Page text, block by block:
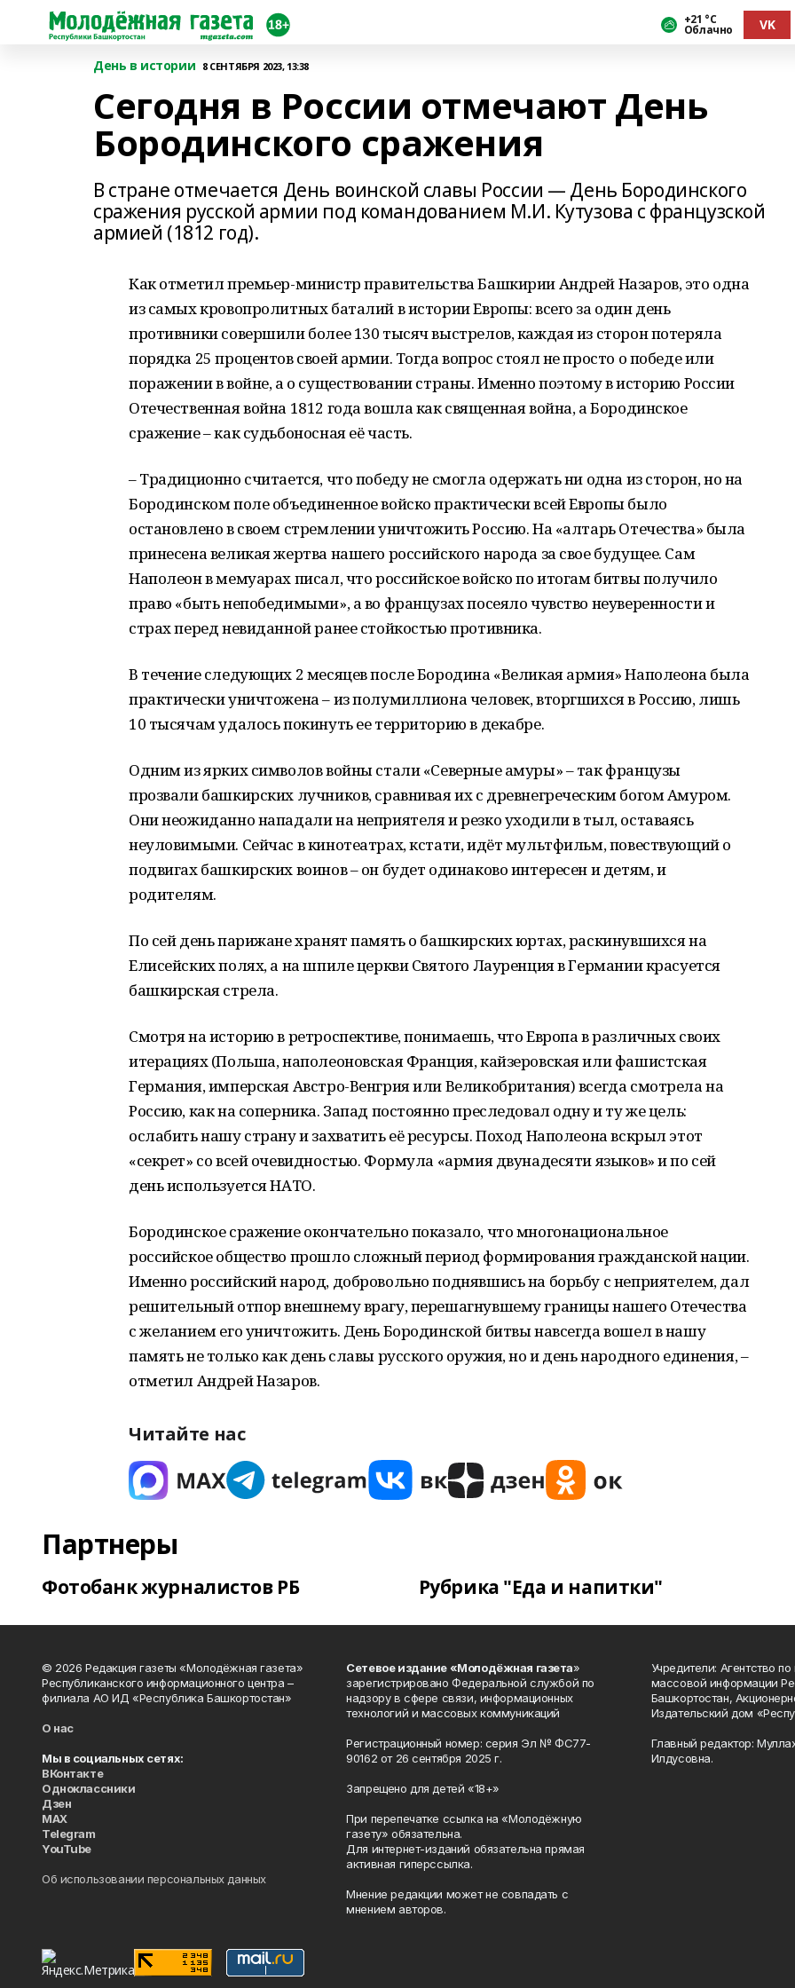
+21 °С
Облачно VK
День в истории 8 СЕНТЯБРЯ 2023, 13:38
Сегодня в России отмечают День
Бородинского сражения
В стране отмечается День воинской славы России — День Бородинского
сражения русской армии под командованием М.И. Кутузова с французской
армией (1812 год).
Как отметил премьер-министр правительства Башкирии Андрей Назаров, это одна
из самых кровопролитных баталий в истории Европы: всего за один день
противники совершили более 130 тысяч выстрелов, каждая из сторон потеряла
порядка 25 процентов своей армии. Тогда вопрос стоял не просто о победе или
поражении в войне, а о существовании страны. Именно поэтому в историю России
Отечественная война 1812 года вошла как священная война, а Бородинское
сражение – как судьбоносная её часть.
– Традиционно считается, что победу не смогла одержать ни одна из сторон, но на
Бородинском поле объединенное войско практически всей Европы было
остановлено в своем стремлении уничтожить Россию. На «алтарь Отечества» была
принесена великая жертва нашего российского народа за свое будущее. Сам
Наполеон в мемуарах писал, что российское войско по итогам битвы получило
право «быть непобедимыми», а во французах посеяло чувство неуверенности и
страх перед невиданной ранее стойкостью противника.
В течение следующих 2 месяцев после Бородина «Великая армия» Наполеона была
практически уничтожена – из полумиллиона человек, вторгшихся в Россию, лишь
10 тысячам удалось покинуть ее территорию в декабре.
Одним из ярких символов войны стали «Северные амуры» – так французы
прозвали башкирских лучников, сравнивая их с древнегреческим богом Амуром.
Они неожиданно нападали на неприятеля и резко уходили в тыл, оставаясь
неуловимыми. Сейчас в кинотеатрах, кстати, идёт мультфильм, повествующий о
подвигах башкирских воинов – он будет одинаково интересен и детям, и
родителям.
По сей день парижане хранят память о башкирских юртах, раскинувшихся на
Елисейских полях, а на шпиле церкви Святого Лауренция в Германии красуется
башкирская стрела.
Смотря на историю в ретроспективе, понимаешь, что Европа в различных своих
итерациях (Польша, наполеоновская Франция, кайзеровская или фашистская
Германия, имперская Австро-Венгрия или Великобритания) всегда смотрела на
Россию, как на соперника. Запад постоянно преследовал одну и ту же цель:
ослабить нашу страну и захватить её ресурсы. Поход Наполеона вскрыл этот
«секрет» со всей очевидностью. Формула «армия двунадесяти языков» и по сей
день используется НАТО.
Бородинское сражение окончательно показало, что многонациональное
российское общество прошло сложный период формирования гражданской нации.
Именно российский народ, добровольно поднявшись на борьбу с неприятелем, дал
решительный отпор внешнему врагу, перешагнувшему границы нашего Отечества
с желанием его уничтожить. День Бородинской битвы навсегда вошел в нашу
память не только как день славы русского оружия, но и день народного единения, –
отметил Андрей Назаров.
Читайте нас
Партнеры
Фотобанк журналистов РБ Рубрика "Еда и напитки"
© 2026 Редакция газеты «Молодёжная газета»
Республиканского информационного центра –
филиала АО ИД «Республика Башкортостан»
О нас
Мы в социальных сетях:
ВКонтакте
Одноклассники
Дзен
MAX
Telegram
YouTube
Об использовании персональных данных
Сетевое издание «Молодёжная газета»
зарегистрировано Федеральной службой по
надзору в сфере связи, информационных
технологий и массовых коммуникаций
Регистрационный номер: серия Эл № ФС77-
90162 от 26 сентября 2025 г.
Запрещено для детей «18+»
При перепечатке ссылка на «Молодёжную
газету» обязательна.
Для интернет-изданий обязательна прямая
активная гиперссылка.
Мнение редакции может не совпадать с
мнением авторов.
Учредители: Агентство
массовой информации
Башкортостан,
Издательский дом
Главный редактор:
Илдусовна.